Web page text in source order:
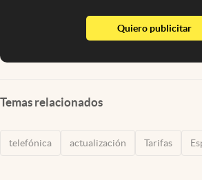
Quiero publicitar
Temas relacionados
telefónica actualización Tarifas